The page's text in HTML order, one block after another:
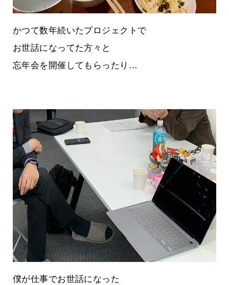
かつて数年続いたプロジェクトで
お世話になってた方々と
忘年会を開催してもらったり…
僕が仕事でお世話になった